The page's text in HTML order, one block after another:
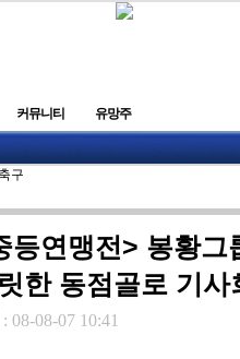
커뮤니티 유망주
구
등연맹전> 봉황
한 동점골로 기사
08-08-07 10:41